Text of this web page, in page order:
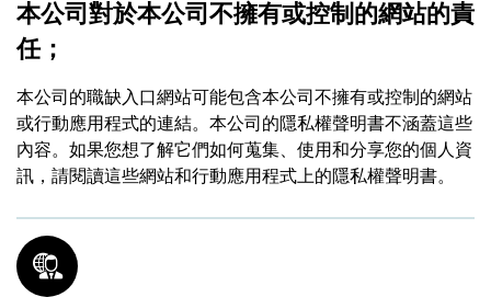
本公司對於本公司不擁有或控制的網站的責
任；
本公司的職缺入口網站可能包含本公司不擁有或控制的網站
或行動應用程式的連結。本公司的隱私權聲明書不涵蓋這些
內容。如果您想了解它們如何蒐集、使用和分享您的個人資
訊，請閱讀這些網站和行動應用程式上的隱私權聲明書。